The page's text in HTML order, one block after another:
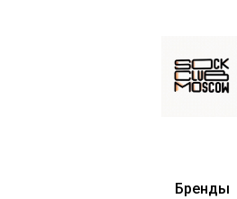
Бренды